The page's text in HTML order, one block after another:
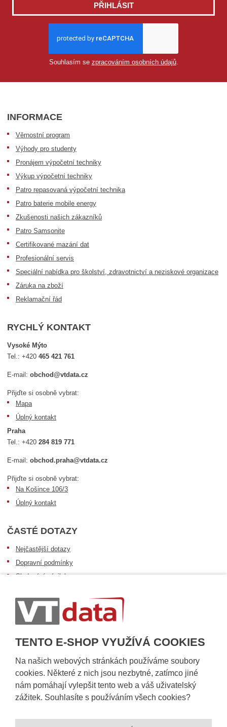
TENTO E-SHOP VYUŽÍVÁ COOKIES
Na našich webových stránkách používáme soubory
cookies. Některé z nich jsou nezbytné, zatímco jiné
nám pomáhají vylepšit tento web a váš uživatelský
zážitek. Souhlasíte s používáním všech cookies?
PŘIHLÁSIT
Souhlasím se zpracováním osobních údajů.
INFORMACE
Věrnostní program
Výhody pro studenty
Pronájem výpočetní techniky
Výkup výpočetní techniky
Patro repasovaná výpočetní technika
Patro baterie mobile energy
Zkušenosti našich zákazníků
Patro Samsonite
Certifikované mazání dat
Profesionální servis
Speciální nabídka pro školství, zdravotnictví a neziskové organizace
Záruka na zboží
Reklamační řád
RYCHLÝ KONTAKT
Vysoké Mýto
Tel.:+420465 421 761
E-mail:obchod@vtdata.cz
Přijďte si osobně vybrat:
Mapa
Úplný kontakt
Praha
Tel.:+420284 819 771
E-mail:obchod.praha@vtdata.cz
Přijďte si osobně vybrat:
Na Košince 106/3
Úplný kontakt
ČASTÉ DOTAZY
Nejčastější dotazy
Dopravní podmínky
Sledování zásilek
Informace k dostupnosti zboží
Obecné informace